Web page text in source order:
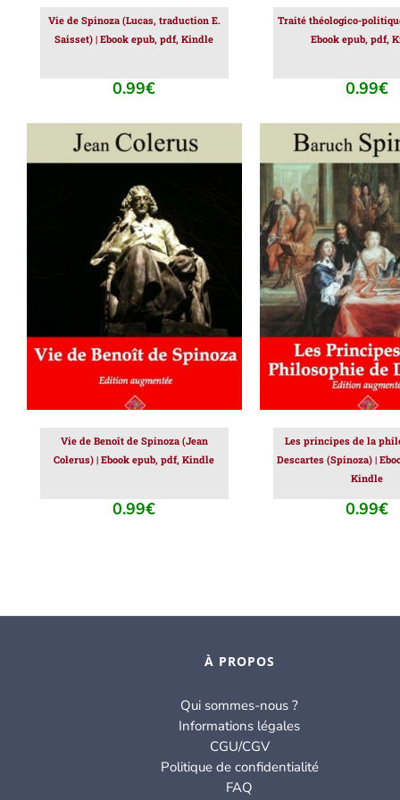
Vie de Spinoza (Lucas, traduction E.
Saisset) | Ebook epub, pdf, Kindle
0.99€
Traité théologico-
Ebook epub, pdf,
0.99€
AJOUTER AU PANIER
/
DÉTAILS
Vie de Benoît de Spinoza (Jean
Colerus) | Ebook epub, pdf, Kindle
0.99€
AJOUTER AU
DÉTAILS
Les principes de la
Descartes (Spinoza) |
Kindle
0.99€
À PROPOS
Qui sommes-nous ?
Informations légales
CGU/CGV
Politique de confidentialité
FAQ